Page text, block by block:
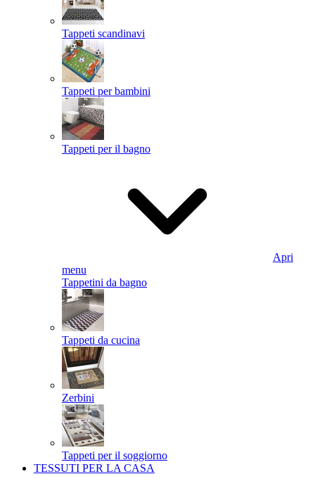
Tappeti scandinavi
Tappeti per bambini
Tappeti per il bagno
Apri
menu
Tappetini da bagno
Tappeti da cucina
Zerbini
Tappeti per il soggiorno
TESSUTI PER LA CASA